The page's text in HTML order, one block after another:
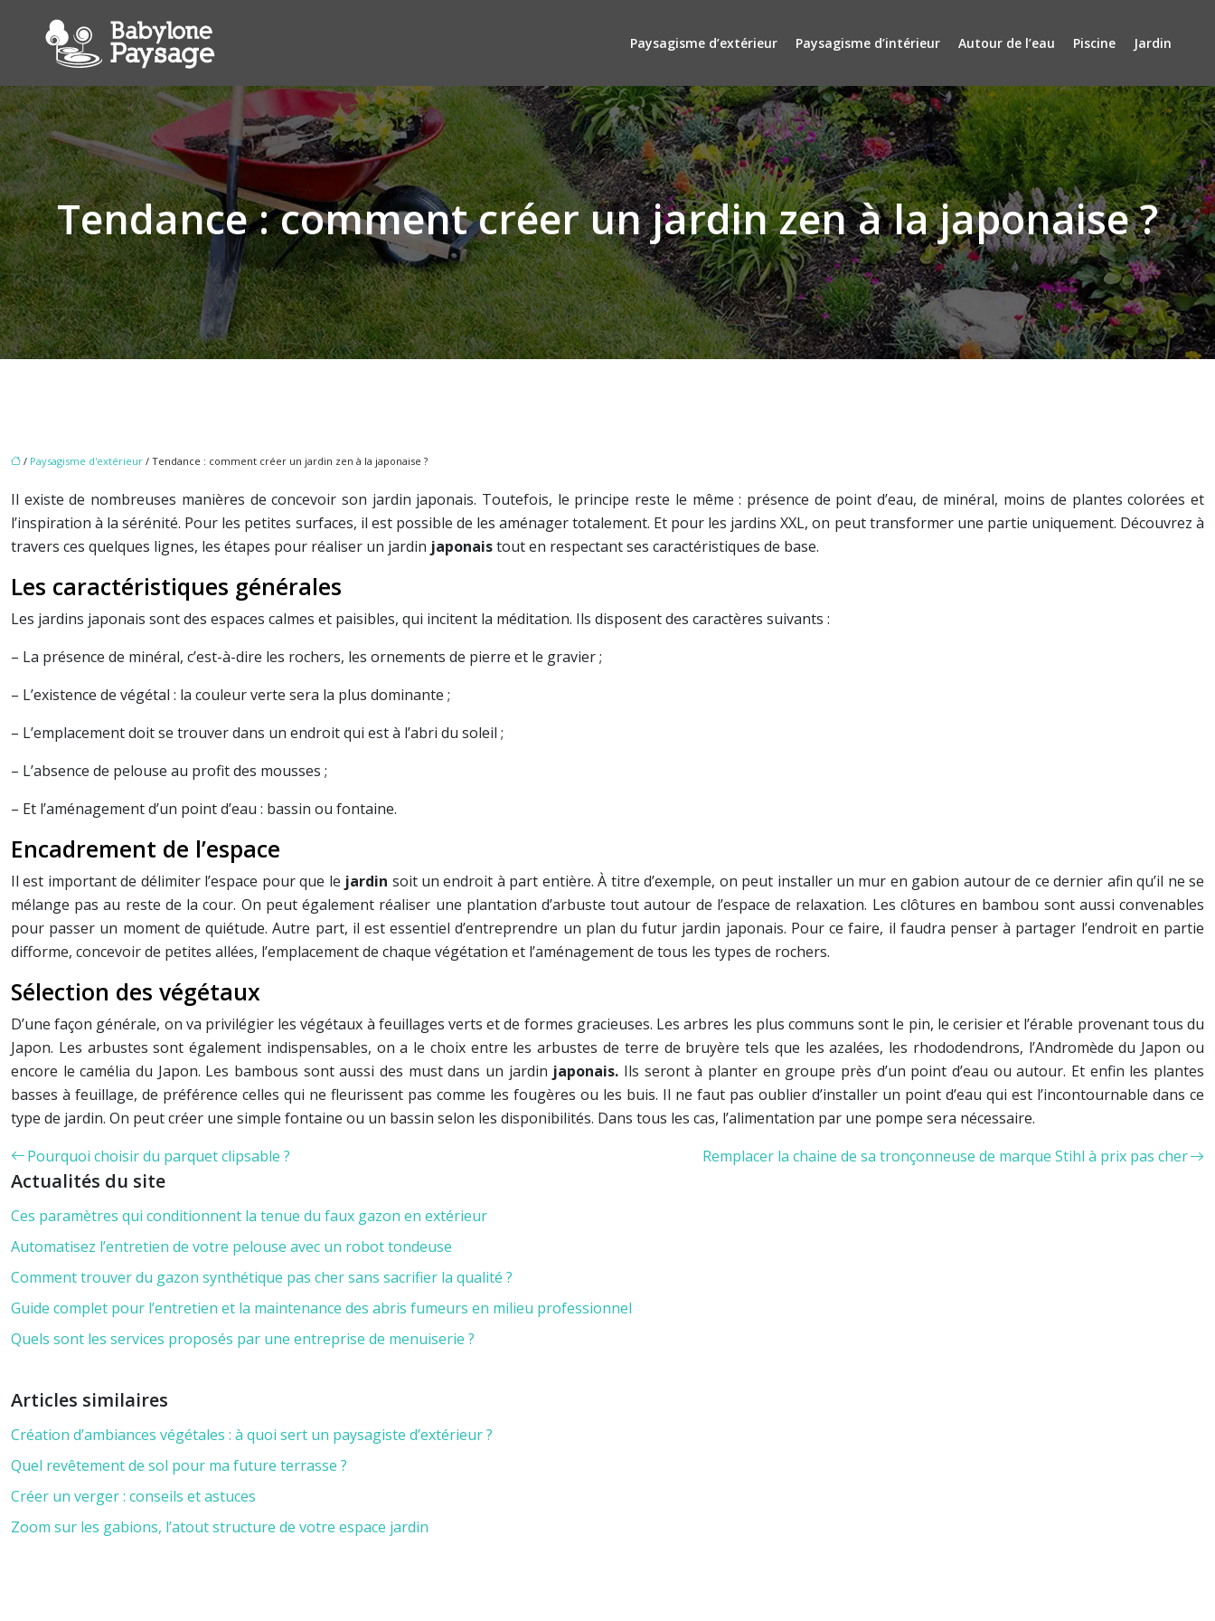
Paysagisme d’extérieur Paysagisme d’intérieur Autour de l’eau Piscine Jardin
Tendance : comment créer un jardin zen à la japonaise ?
/ Paysagisme d'extérieur / Tendance : comment créer un jardin zen à la japonaise ?
Il existe de nombreuses manières de concevoir son jardin japonais. Toutefois, le principe reste le même : présence de point d’eau, de minéral, moins de plantes colorées et
l’inspiration à la sérénité. Pour les petites surfaces, il est possible de les aménager totalement. Et pour les jardins XXL, on peut transformer une partie uniquement. Découvrez à
travers ces quelques lignes, les étapes pour réaliser un jardin japonaistout en respectant ses caractéristiques de base.
Les caractéristiques générales
Les jardins japonais sont des espaces calmes et paisibles, qui incitent la méditation. Ils disposent des caractères suivants :
– La présence de minéral, c’est-à-dire les rochers, les ornements de pierre et le gravier ;
– L’existence de végétal : la couleur verte sera la plus dominante ;
– L’emplacement doit se trouver dans un endroit qui est à l’abri du soleil ;
– L’absence de pelouse au profit des mousses ;
– Et l’aménagement d’un point d’eau : bassin ou fontaine.
Encadrement de l’espace
Il est important de délimiter l’espace pour que le jardin soit un endroit à part entière. À titre d’exemple, on peut installer un mur en gabion autour de ce dernier afin qu’il ne se
mélange pas au reste de la cour. On peut également réaliser une plantation d’arbuste tout autour de l’espace de relaxation. Les clôtures en bambou sont aussi convenables
pour passer un moment de quiétude. Autre part, il est essentiel d’entreprendre un plan du futur jardin japonais. Pour ce faire, il faudra penser à partager l’endroit en partie
difforme, concevoir de petites allées, l’emplacement de chaque végétation et l’aménagement de tous les types de rochers.
Sélection des végétaux
D’une façon générale, on va privilégier les végétaux à feuillages verts et de formes gracieuses. Les arbres les plus communs sont le pin, le cerisier et l’érable provenant tous du
Japon. Les arbustes sont également indispensables, on a le choix entre les arbustes de terre de bruyère tels que les azalées, les rhododendrons, l’Andromède du Japon ou
encore le camélia du Japon. Les bambous sont aussi des must dans un jardin japonais. Ils seront à planter en groupe près d’un point d’eau ou autour. Et enfin les plantes
basses à feuillage, de préférence celles qui ne fleurissent pas comme les fougères ou les buis. Il ne faut pas oublier d’installer un point d’eau qui est l’incontournable dans ce
type de jardin. On peut créer une simple fontaine ou un bassin selon les disponibilités. Dans tous les cas, l’alimentation par une pompe sera nécessaire.
Pourquoi choisir du parquet clipsable ?
Remplacer la chaine de sa tronçonneuse de marque Stihl à prix pas cher
Actualités du site
Ces paramètres qui conditionnent la tenue du faux gazon en extérieur
Automatisez l’entretien de votre pelouse avec un robot tondeuse
Comment trouver du gazon synthétique pas cher sans sacrifier la qualité ?
Guide complet pour l’entretien et la maintenance des abris fumeurs en milieu professionnel
Quels sont les services proposés par une entreprise de menuiserie ?
Articles similaires
Création d’ambiances végétales : à quoi sert un paysagiste d’extérieur ?
Quel revêtement de sol pour ma future terrasse ?
Créer un verger : conseils et astuces
Zoom sur les gabions, l’atout structure de votre espace jardin